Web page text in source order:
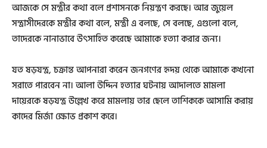
আজকে সে মন্ত্রীর কথা বলে প্রশাসনকে নিয়ন্ত্রণ করছে। আর জুয়েল
সন্ত্রাসীদেরকে মন্ত্রীর কথা বলে, মন্ত্রী এ বলছে, সে বলছে, এগুলো বলে,
তাদেরকে নানাভাবে উৎসাহিত করেছে আমাকে হত্যা করার জন্য।
যত ষড়যন্ত্র, চক্রান্ত আপনারা করেন জনগণের হৃদয় থেকে আমাকে কখনো
সরাতে পারবেন না। আলা উদ্দিন হত্যার ঘটনায় আদালতে মামলা
দায়েরকে ষড়যন্ত্র উল্লেখ করে মামলায় তার ছেলে তাশিককে আসামি করায়
কাদের মির্জা ক্ষোভ প্রকাশ করে।